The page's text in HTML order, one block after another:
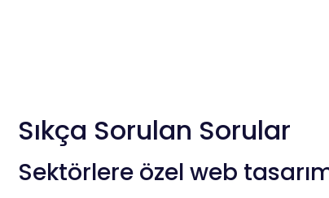
Sıkça Sorulan Sorular
Sektörlere özel web